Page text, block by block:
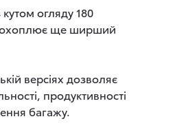
огляду 180
охоплює ще ширший
версіях дозволяє
продуктивності
багажу.